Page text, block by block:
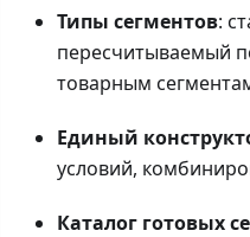
Типы сегментов:
пересчитываемый
товарным
Единый
условий,
Каталог готовых